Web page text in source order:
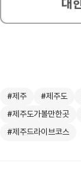
#제주 #제주도
#제주도가볼만한곳
#제주드라이브코스